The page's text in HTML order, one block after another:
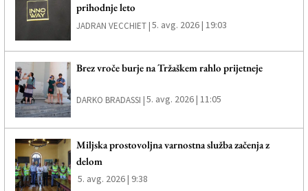
prihodnje leto
JADRAN VECCHIET |5. avg. 2026 | 19:03
Brez vroče burje na Tržaškem rahlo prijetneje
DARKO BRADASSI |5. avg. 2026 | 11:05
Miljska prostovoljna varnostna služba začenja z
delom
5. avg. 2026 | 9:38